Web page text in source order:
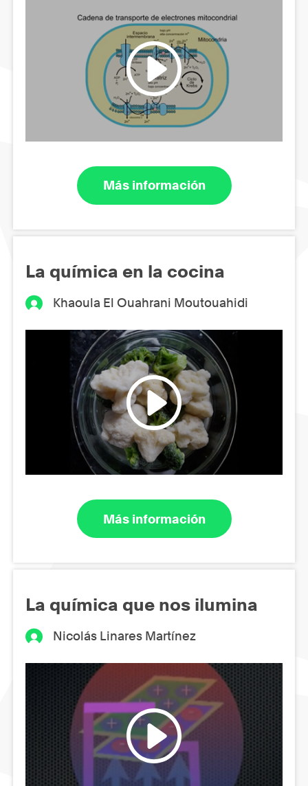
Más información
La química en la cocina
Khaoula El Ouahrani Moutouahidi
Más información
La química que nos ilumina
Nicolás Linares Martínez